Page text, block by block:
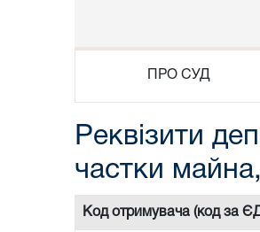
ПРО СУД
Реквізити
частки
Код отримувача (код за